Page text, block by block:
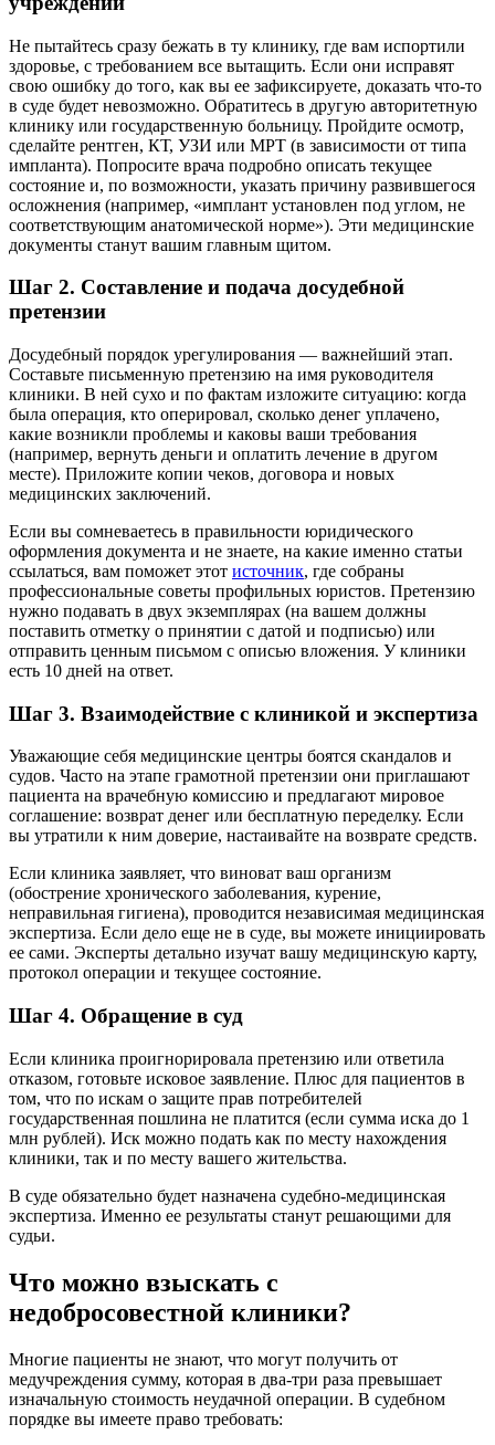
Не пытайтесь сразу бежать в ту клинику, где вам испортили
здоровье, с требованием все вытащить. Если они исправят
свою ошибку до того, как вы ее зафиксируете, доказать что-то
в суде будет невозможно. Обратитесь в другую авторитетную
клинику или государственную больницу. Пройдите осмотр,
сделайте рентген, КТ, УЗИ или МРТ (в зависимости от типа
импланта). Попросите врача подробно описать текущее
состояние и, по возможности, указать причину развившегося
осложнения (например, «имплант установлен под углом, не
соответствующим анатомической норме»). Эти медицинские
документы станут вашим главным щитом.
Шаг 2. Составление и подача досудебной
претензии
Досудебный порядок урегулирования — важнейший этап.
Составьте письменную претензию на имя руководителя
клиники. В ней сухо и по фактам изложите ситуацию: когда
была операция, кто оперировал, сколько денег уплачено,
какие возникли проблемы и каковы ваши требования
(например, вернуть деньги и оплатить лечение в другом
месте). Приложите копии чеков, договора и новых
медицинских заключений.
Если вы сомневаетесь в правильности юридического
оформления документа и не знаете, на какие именно статьи
ссылаться, вам поможет этот источник, где собраны
профессиональные советы профильных юристов. Претензию
нужно подавать в двух экземплярах (на вашем должны
поставить отметку о принятии с датой и подписью) или
отправить ценным письмом с описью вложения. У клиники
есть 10 дней на ответ.
Шаг 3. Взаимодействие с клиникой и экспертиза
Уважающие себя медицинские центры боятся скандалов и
судов. Часто на этапе грамотной претензии они приглашают
пациента на врачебную комиссию и предлагают мировое
соглашение: возврат денег или бесплатную переделку. Если
вы утратили к ним доверие, настаивайте на возврате средств.
Если клиника заявляет, что виноват ваш организм
(обострение хронического заболевания, курение,
неправильная гигиена), проводится независимая медицинская
экспертиза. Если дело еще не в суде, вы можете инициировать
ее сами. Эксперты детально изучат вашу медицинскую карту,
протокол операции и текущее состояние.
Шаг 4. Обращение в суд
Если клиника проигнорировала претензию или ответила
отказом, готовьте исковое заявление. Плюс для пациентов в
том, что по искам о защите прав потребителей
государственная пошлина не платится (если сумма иска до 1
млн рублей). Иск можно подать как по месту нахождения
клиники, так и по месту вашего жительства.
В суде обязательно будет назначена судебно-медицинская
экспертиза. Именно ее результаты станут решающими для
судьи.
Что можно взыскать с
недобросовестной клиники?
Многие пациенты не знают, что могут получить от
медучреждения сумму, которая в два-три раза превышает
изначальную стоимость неудачной операции. В судебном
порядке вы имеете право требовать: